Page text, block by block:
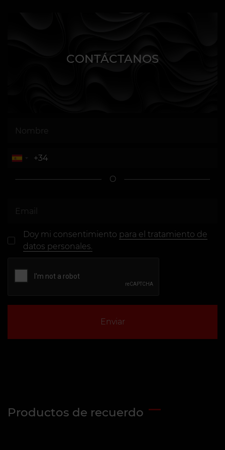
CONTÁCTANOS
O
Doy mi consentimiento para el tratamiento de
datos personales.
Enviar
Productos de recuerdo